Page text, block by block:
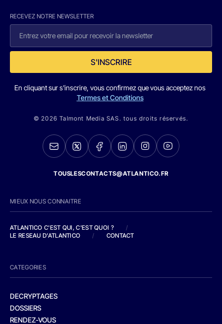
RECEVEZ NOTRE NEWSLETTER
S'INSCRIRE
En cliquant sur s'inscrire, vous confirmez que vous acceptez nos
Termes et Conditions
© 2026 Talmont Media SAS. tous droits réservés.
TOUSLESCONTACTS@ATLANTICO.FR
MIEUX NOUS CONNAITRE
ATLANTICO C'EST QUI, C'EST QUOI ?
/
LE RESEAU D'ATLANTICO
/ CONTACT
CATEGORIES
DECRYPTAGES
DOSSIERS
RENDEZ-VOUS